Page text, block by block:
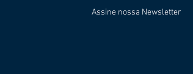
Assine nossa Newsletter